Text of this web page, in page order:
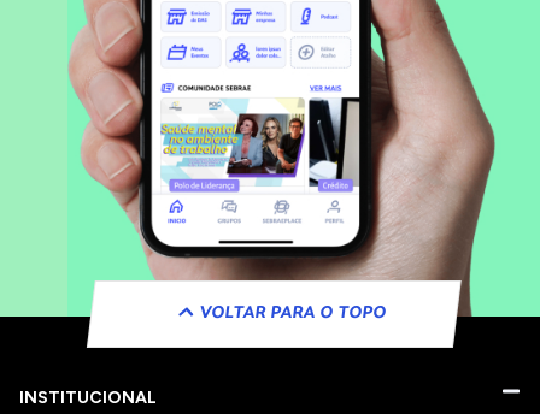
VOLTAR PARA O TOPO
INSTITUCIONAL